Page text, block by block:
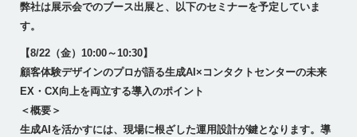
弊社は展示会でのブース出展と、以下のセミナーを予定していま
す。
【8/22（金）10:00～10:30】
顧客体験デザインのプロが語る生成AI×コンタクトセンターの未来
EX・CX向上を両立する導入のポイント
＜概要＞
生成AIを活かすには、現場に根ざした運用設計が鍵となります。導